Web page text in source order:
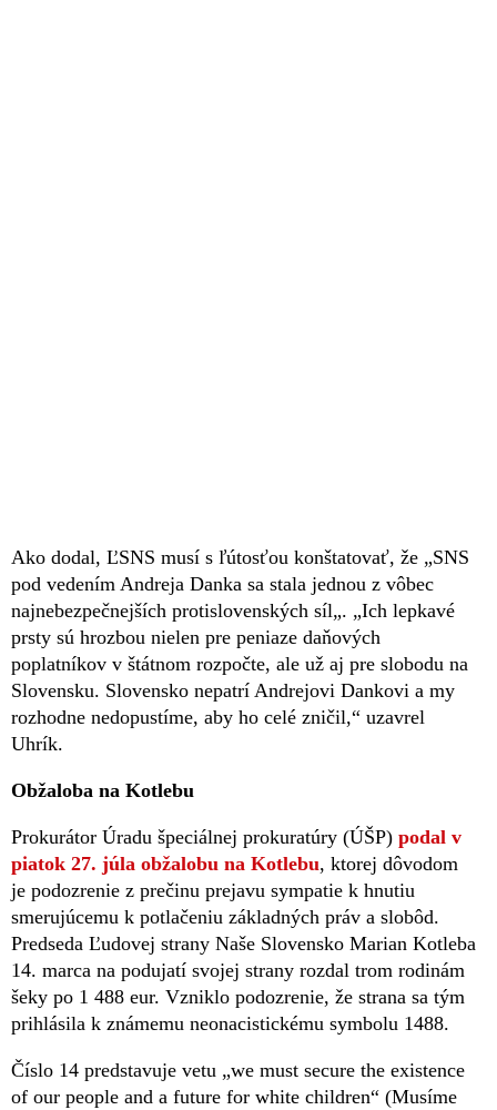
Ako dodal, ĽSNS musí s ľútosťou konštatovať, že „SNS
pod vedením Andreja Danka sa stala jednou z vôbec
najnebezpečnejších protislovenských síl„. „Ich lepkavé
prsty sú hrozbou nielen pre peniaze daňových
poplatníkov v štátnom rozpočte, ale už aj pre slobodu na
Slovensku. Slovensko nepatrí Andrejovi Dankovi a my
rozhodne nedopustíme, aby ho celé zničil,“ uzavrel
Uhrík.
Obžaloba na Kotlebu
Prokurátor Úradu špeciálnej prokuratúry (ÚŠP) podal v
piatok 27. júla obžalobu na Kotlebu, ktorej dôvodom
je podozrenie z prečinu prejavu sympatie k hnutiu
smerujúcemu k potlačeniu základných práv a slobôd.
Predseda Ľudovej strany Naše Slovensko Marian Kotleba
14. marca na podujatí svojej strany rozdal trom rodinám
šeky po 1 488 eur. Vzniklo podozrenie, že strana sa tým
prihlásila k známemu neonacistickému symbolu 1488.
Číslo 14 predstavuje vetu „we must secure the existence
of our people and a future for white children“ (Musíme